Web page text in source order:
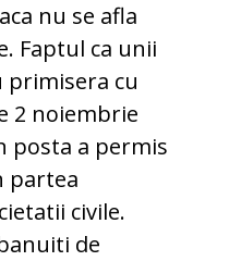
nu se afla
Faptul ca unii
primisera cu
2 noiembrie
posta a permis
partea
civile.
de